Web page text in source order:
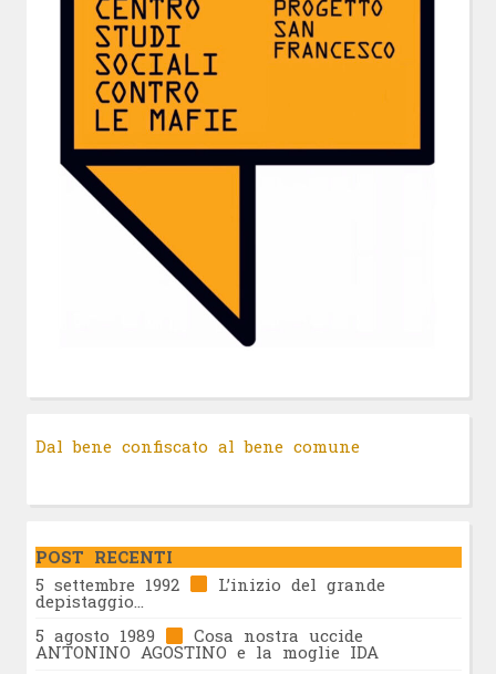
Dal bene confiscato al bene comune
POST RECENTI
5 settembre 1992
L’inizio del grande
depistaggio…
5 agosto 1989
Cosa nostra uccide
ANTONINO AGOSTINO e la moglie IDA